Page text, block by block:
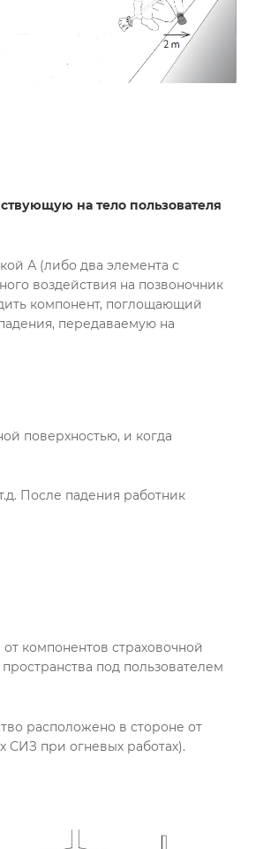
на тело пользователя
А (либо два элемента с
воздействия на позвоночник
компонент, поглощающий
передаваемую на
поверхностью, и когда
После падения работник
компонентов страховочной
под пользователем
расположено в стороне от
при огневых работах).